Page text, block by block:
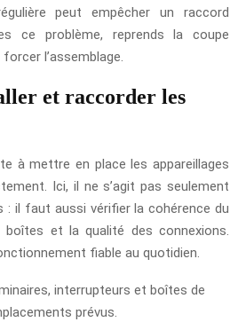
peut empêcher un raccord
ce problème, reprends la coupe
l’assemblage.
et raccorder les
à mettre en place les appareillages
Ici, il ne s’agit pas seulement
: il faut aussi vérifier la cohérence du
et la qualité des connexions.
fiable au quotidien.
interrupteurs et boîtes de
prévus.